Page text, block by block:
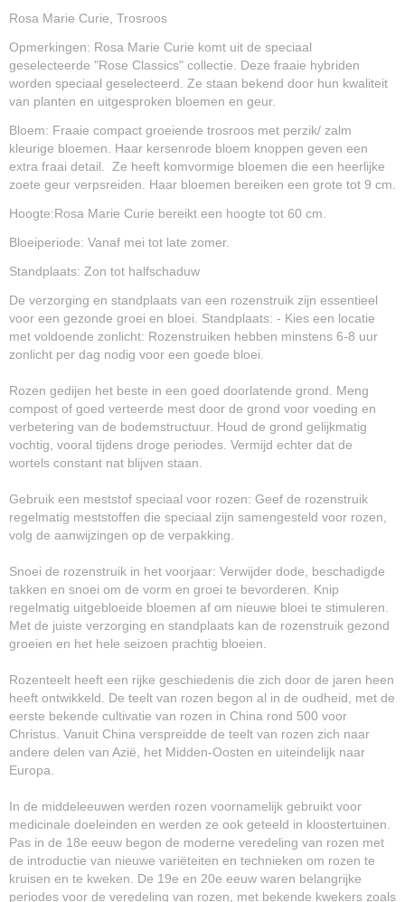
Rosa Marie Curie, Trosroos
Opmerkingen: Rosa Marie Curie komt uit de speciaal
geselecteerde "Rose Classics" collectie. Deze fraaie hybriden
worden speciaal geselecteerd. Ze staan bekend door hun kwaliteit
van planten en uitgesproken bloemen en geur.
Bloem: Fraaie compact groeiende trosroos met perzik/ zalm
kleurige bloemen. Haar kersenrode bloem knoppen geven een
extra fraai detail. Ze heeft komvormige bloemen die een heerlijke
zoete geur verpsreiden. Haar bloemen bereiken een grote tot 9 cm.
Hoogte:Rosa Marie Curie bereikt een hoogte tot 60 cm.
Bloeiperiode: Vanaf mei tot late zomer.
Standplaats: Zon tot halfschaduw
De verzorging en standplaats van een rozenstruik zijn essentieel
voor een gezonde groei en bloei. Standplaats: - Kies een locatie
met voldoende zonlicht: Rozenstruiken hebben minstens 6-8 uur
zonlicht per dag nodig voor een goede bloei.
Rozen gedijen het beste in een goed doorlatende grond. Meng
compost of goed verteerde mest door de grond voor voeding en
verbetering van de bodemstructuur. Houd de grond gelijkmatig
vochtig, vooral tijdens droge periodes. Vermijd echter dat de
wortels constant nat blijven staan.
Gebruik een meststof speciaal voor rozen: Geef de rozenstruik
regelmatig meststoffen die speciaal zijn samengesteld voor rozen,
volg de aanwijzingen op de verpakking.
Snoei de rozenstruik in het voorjaar: Verwijder dode, beschadigde
takken en snoei om de vorm en groei te bevorderen. Knip
regelmatig uitgebloeide bloemen af om nieuwe bloei te stimuleren.
Met de juiste verzorging en standplaats kan de rozenstruik gezond
groeien en het hele seizoen prachtig bloeien.
Rozenteelt heeft een rijke geschiedenis die zich door de jaren heen
heeft ontwikkeld. De teelt van rozen begon al in de oudheid, met de
eerste bekende cultivatie van rozen in China rond 500 voor
Christus. Vanuit China verspreidde de teelt van rozen zich naar
andere delen van Azië, het Midden-Oosten en uiteindelijk naar
Europa.
In de middeleeuwen werden rozen voornamelijk gebruikt voor
medicinale doeleinden en werden ze ook geteeld in kloostertuinen.
Pas in de 18e eeuw begon de moderne veredeling van rozen met
de introductie van nieuwe variëteiten en technieken om rozen te
kruisen en te kweken. De 19e en 20e eeuw waren belangrijke
periodes voor de veredeling van rozen, met bekende kwekers zoals